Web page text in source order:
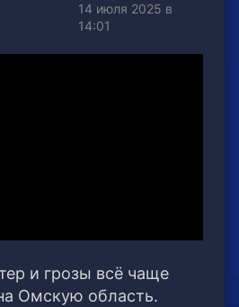
14 июля 2025 в
14:01
и грозы всё чаще
Омскую область.